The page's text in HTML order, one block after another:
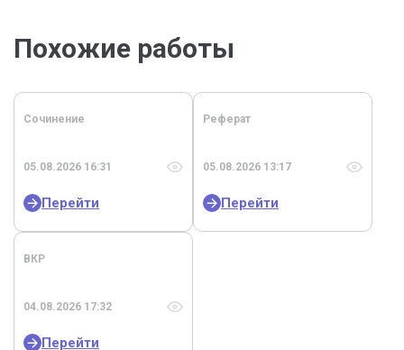
Похожие работы
Сочинение
05.08.2026 16:31
Перейти
Реферат
05.08.2026 13:17
Перейти
ВКР
04.08.2026 17:32
Перейти